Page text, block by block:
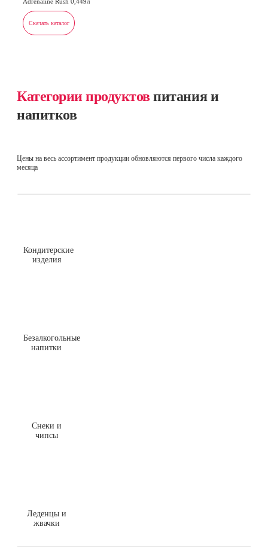
Скачать каталог
Категории продуктовпитания и
напитков
Цены на весь ассортимент продукции обновляются первого числа каждого
месяца
Кондитерские
изделия
Безалкогольные
напитки
Снеки и
чипсы
Леденцы и
жвачки